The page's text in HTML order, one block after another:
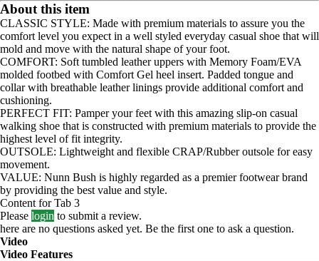
About this item
CLASSIC STYLE: Made with premium materials to assure you the
comfort level you expect in a well styled everyday casual shoe that will
mold and move with the natural shape of your foot.
COMFORT: Soft tumbled leather uppers with Memory Foam/EVA
molded footbed with Comfort Gel heel insert. Padded tongue and
collar with breathable leather linings provide additional comfort and
cushioning.
PERFECT FIT: Pamper your feet with this amazing slip-on casual
walking shoe that is constructed with premium materials to provide the
highest level of fit integrity.
OUTSOLE: Lightweight and flexible CRAP/Rubber outsole for easy
movement.
VALUE: Nunn Bush is highly regarded as a premier footwear brand
by providing the best value and style.
Content for Tab 3
Please login to submit a review.
here are no questions asked yet. Be the first one to ask a question.
Video
Video Features